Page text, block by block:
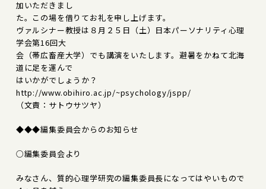
加いただきまし
た。この場を借りてお礼を申し上げます。
ヴァルシナー教授は８月２５日（土）日本パーソナリティ心理
学会第16回大
会（帯広畜産大学）でも講演をいたします。避暑をかねて北海
道に足を運んで
はいかがでしょうか？
http://www.obihiro.ac.jp/~psychology/jspp/
（文責：サトウサツヤ）
◆◆◆編集委員会からのお知らせ
○編集委員会より
みなさん、質的心理学研究の編集委員長になってはやいもので